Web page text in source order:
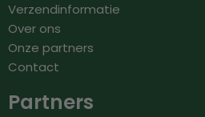
Verzendinformatie
Over ons
Onze partners
Contact
Partners